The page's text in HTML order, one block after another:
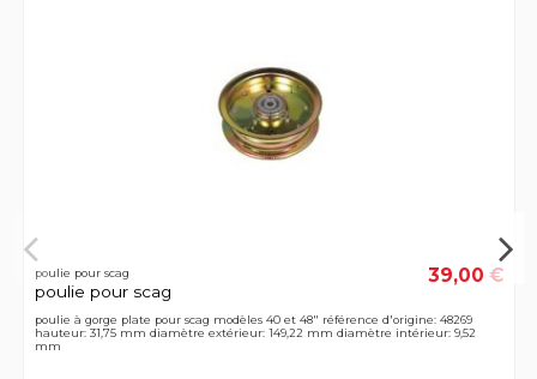
poulie pour scag
poulie pour scag
39,00 €
poulie à gorge plate pour scag modèles 40 et 48" référence d'origine: 48269
hauteur: 31,75 mm diamètre extérieur: 149,22 mm diamètre intérieur: 9,52
mm